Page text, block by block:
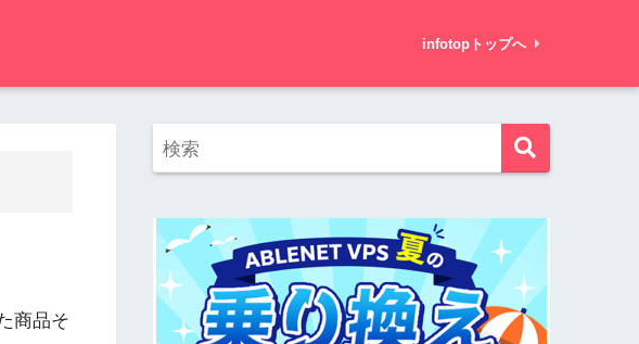
infotopトップへ
商品そ